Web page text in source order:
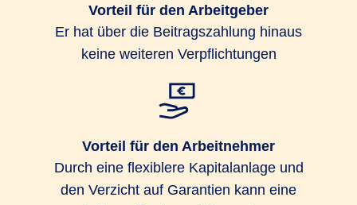
Vorteil für den Arbeitgeber
Er hat über die Beitragszahlung hinaus
keine weiteren Verpflichtungen
Vorteil für den Arbeitnehmer
Durch eine flexiblere Kapitalanlage und
den Verzicht auf Garantien kann eine